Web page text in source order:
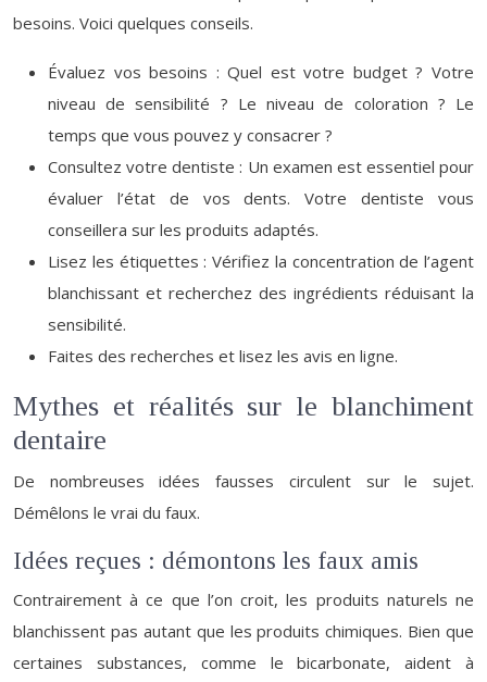
besoins. Voici quelques conseils.
Évaluez vos besoins : Quel est votre budget ? Votre
niveau de sensibilité ? Le niveau de coloration ? Le
temps que vous pouvez y consacrer ?
Consultez votre dentiste : Un examen est essentiel pour
évaluer l’état de vos dents. Votre dentiste vous
conseillera sur les produits adaptés.
Lisez les étiquettes : Vérifiez la concentration de l’agent
blanchissant et recherchez des ingrédients réduisant la
sensibilité.
Faites des recherches et lisez les avis en ligne.
Mythes et réalités sur le blanchiment
dentaire
De nombreuses idées fausses circulent sur le sujet.
Démêlons le vrai du faux.
Idées reçues : démontons les faux amis
Contrairement à ce que l’on croit, les produits naturels ne
blanchissent pas autant que les produits chimiques. Bien que
certaines substances, comme le bicarbonate, aident à